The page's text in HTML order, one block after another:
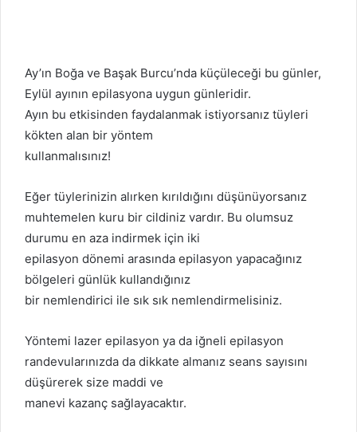
Ay’ın Boğa ve Başak Burcu’nda küçüleceği bu günler,
Eylül ayının epilasyona uygun günleridir.
Ayın bu etkisinden faydalanmak istiyorsanız tüyleri
kökten alan bir yöntem
kullanmalısınız!
Eğer tüylerinizin alırken kırıldığını düşünüyorsanız
muhtemelen kuru bir cildiniz vardır. Bu olumsuz
durumu en aza indirmek için iki
epilasyon dönemi arasında epilasyon yapacağınız
bölgeleri günlük kullandığınız
bir nemlendirici ile sık sık nemlendirmelisiniz.
Yöntemi lazer epilasyon ya da iğneli epilasyon
randevularınızda da dikkate almanız seans sayısını
düşürerek size maddi ve
manevi kazanç sağlayacaktır.